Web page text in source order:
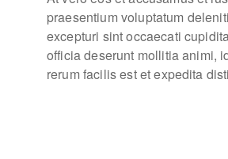
praesentium voluptatum
excepturi sint occaecati
officia deserunt mollitia animi,
rerum facilis est et expedita